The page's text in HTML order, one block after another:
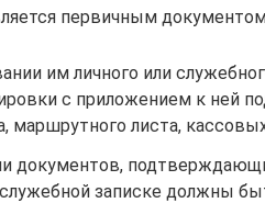
первичным
им личного или
с приложением к ней
маршрутного листа,
документов,
записке должны